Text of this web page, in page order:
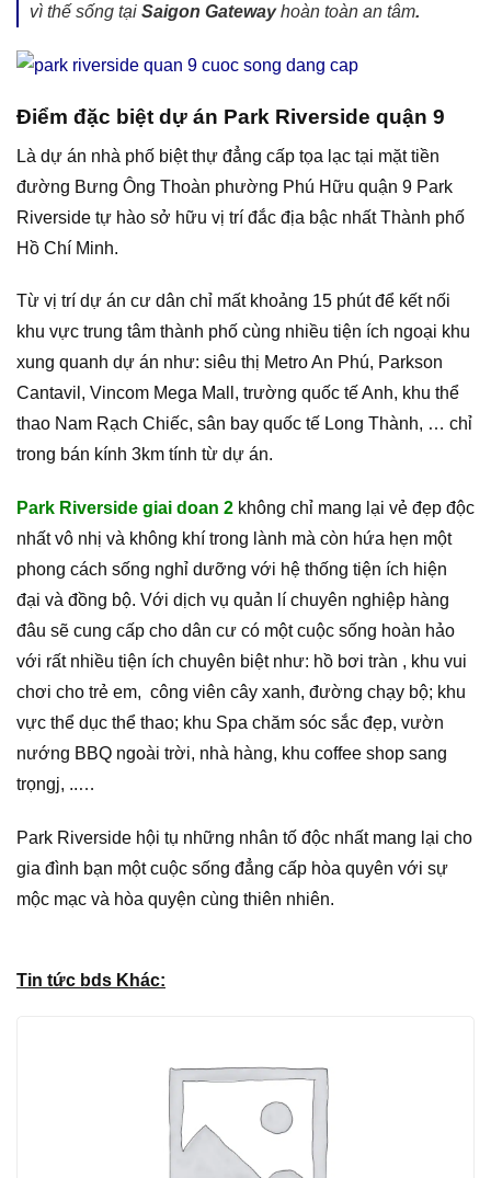
vì thế sống tại Saigon Gatewayhoàn toàn an tâm.
Điểm đặc biệt dự án Park Riverside quận 9
Là dự án nhà phố biệt thự đẳng cấp tọa lạc tại mặt tiền
đường Bưng Ông Thoàn phường Phú Hữu quận 9 Park
Riverside tự hào sở hữu vị trí đắc địa bậc nhất Thành phố
Hồ Chí Minh.
Từ vị trí dự án cư dân chỉ mất khoảng 15 phút để kết nối
khu vực trung tâm thành phố cùng nhiều tiện ích ngoại khu
xung quanh dự án như: siêu thị Metro An Phú, Parkson
Cantavil, Vincom Mega Mall, trường quốc tế Anh, khu thể
thao Nam Rạch Chiếc, sân bay quốc tế Long Thành, … chỉ
trong bán kính 3km tính từ dự án.
Park Riverside giai doan 2 không chỉ mang lại vẻ đẹp độc
nhất vô nhị và không khí trong lành mà còn hứa hẹn một
phong cách sống nghỉ dưỡng với hệ thống tiện ích hiện
đại và đồng bộ. Với dịch vụ quản lí chuyên nghiệp hàng
đâu sẽ cung cấp cho dân cư có một cuộc sống hoàn hảo
với rất nhiều tiện ích chuyên biệt như: hồ bơi tràn , khu vui
chơi cho trẻ em, công viên cây xanh, đường chạy bộ; khu
vực thể dục thể thao; khu Spa chăm sóc sắc đẹp, vườn
nướng BBQ ngoài trời, nhà hàng, khu coffee shop sang
trọngj, ..…
Park Riverside hội tụ những nhân tố độc nhất mang lại cho
gia đình bạn một cuộc sống đẳng cấp hòa quyên với sự
mộc mạc và hòa quyện cùng thiên nhiên.
Tin tức bds Khác: